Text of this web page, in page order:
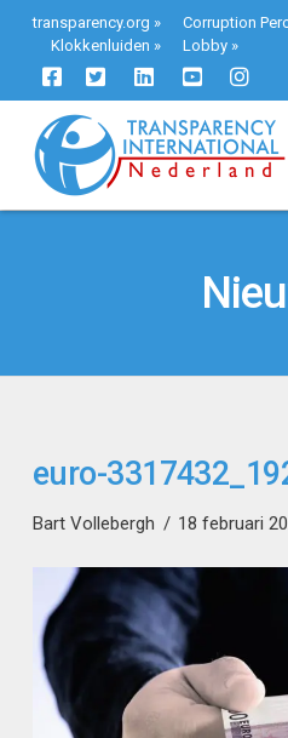
transparency.org » Corruption
Klokkenluiden » Lobby»
euro-
Bart Vollebergh 18 februari